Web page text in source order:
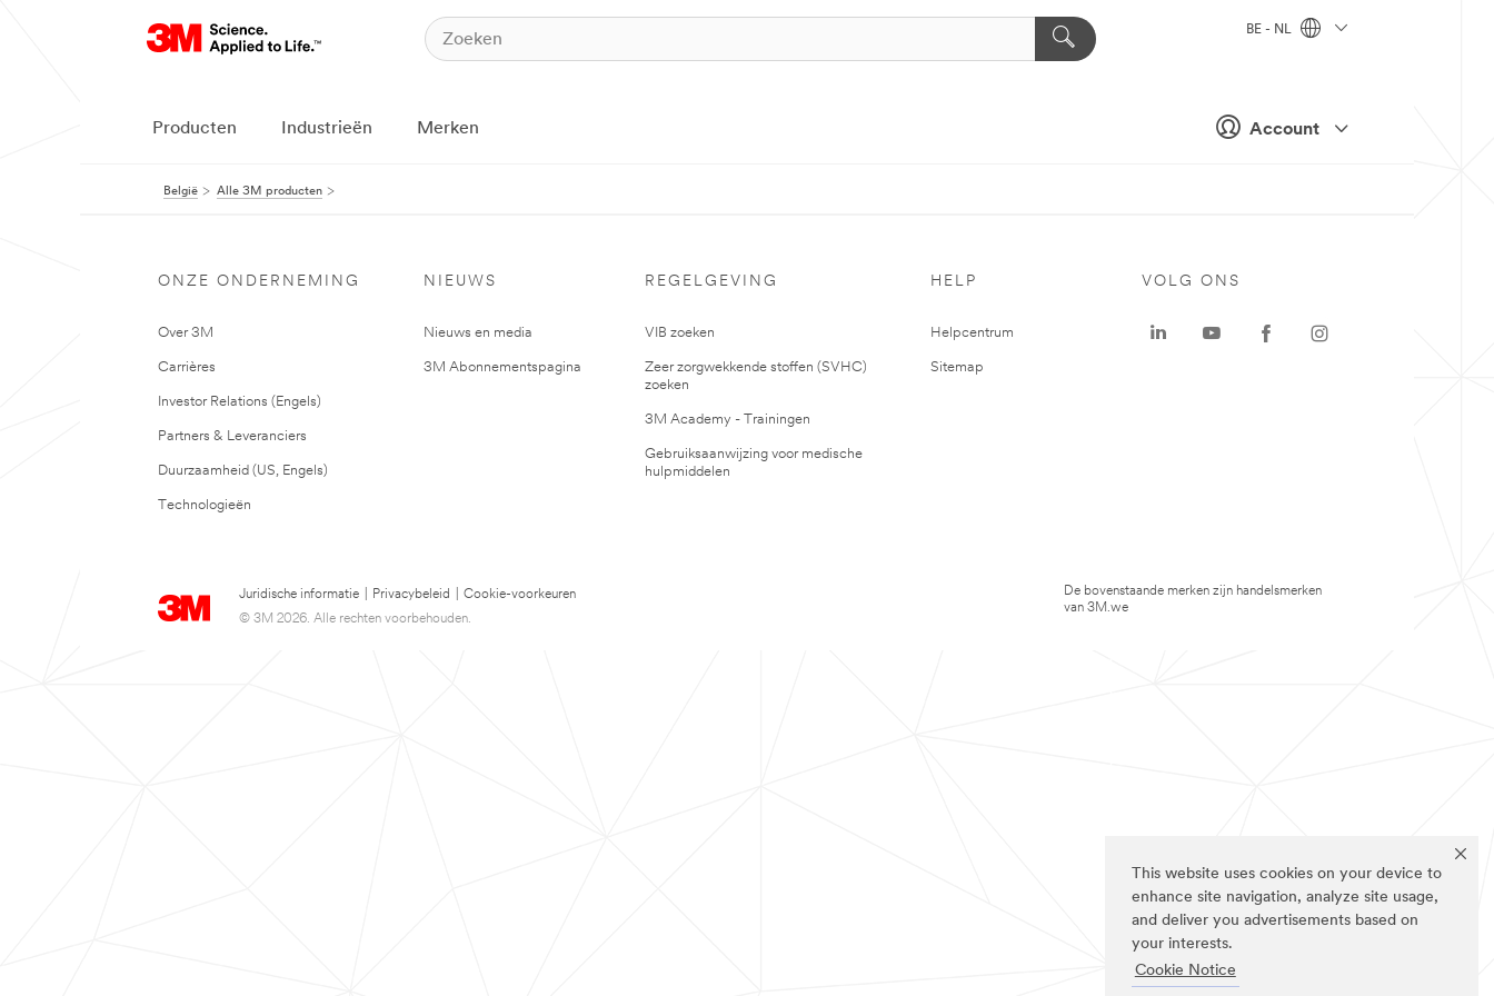
This website uses cookies on your device to
enhance site navigation, analyze site usage,
and deliver you advertisements based on
your interests.
Cookie Notice
Account
BE - NL
Producten Industrieën Merken
België Alle 3M producten
ONZE ONDERNEMING
Over 3M
Carrières
Investor Relations (Engels)
Partners & Leveranciers
Duurzaamheid (US, Engels)
Technologieën
NIEUWS
Nieuws en media
3M Abonnementspagina
REGELGEVING
VIB zoeken
Zeer zorgwekkende stoffen (SVHC)
zoeken
3M Academy - Trainingen
Gebruiksaanwijzing voor medische
hulpmiddelen
HELP
Helpcentrum
Sitemap
Juridische informatie Privacybeleid
Cookie-voorkeuren
© 3M 2026. Alle rechten voorbehouden.
VOLG ONS
De bovenstaande merken zijn handelsmerken
van 3M.we